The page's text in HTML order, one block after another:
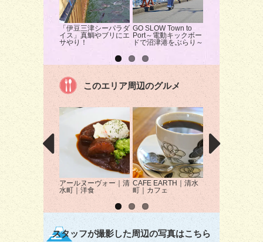
「伊豆三津シーパラダ
イス」真鯛やブリにエ
サやり！
GO SLOW Town to
Port～電動キックボー
ドで沼津港をぶらり～
沼津の海でシー
ク体験！
このエリア周辺のグルメ
アールヌーヴォー｜清
水町｜洋食
CAFE EARTH｜清水
町｜カフェ
静岡イタリア食堂
Musetto｜三島市
タリアン
スタッフが撮影した周辺の写真はこちら